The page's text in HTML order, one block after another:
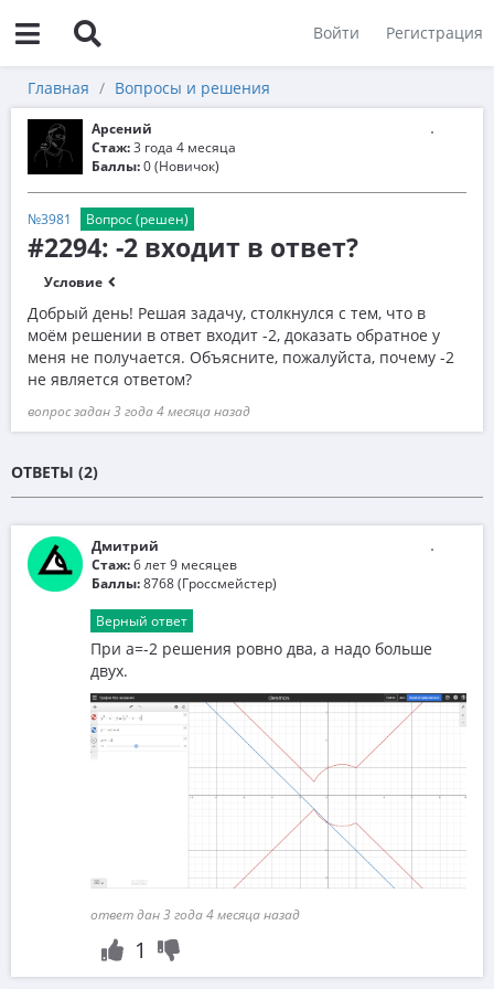
Войти Регистрация
Главная Вопросы и решения
Арсений
Стаж:3 года 4 месяца
Баллы:0 (Новичок)
№3981 Вопрос (решен)
#2294: -2 входит в ответ?
Условие
Добрый день! Решая задачу, столкнулся с тем, что в
моём решении в ответ входит -2, доказать обратное у
меня не получается. Объясните, пожалуйста, почему -2
не является ответом?
вопрос задан 3 года 4 месяца назад
ОТВЕТЫ (2)
Дмитрий
Стаж:6 лет 9 месяцев
Баллы:8768 (Гроссмейстер)
Верный ответ
При а=-2 решения ровно два, а надо больше
двух.
ответ дан 3 года 4 месяца назад
1